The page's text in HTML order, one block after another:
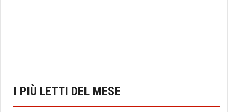
I PIÙ LETTI DEL MESE